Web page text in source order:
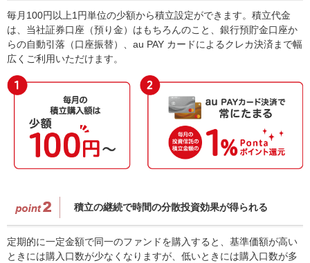
毎月100円以上1円単位の少額から積立設定ができます。積立代金
は、当社証券口座（預り金）はもちろんのこと、銀行預貯金口座か
らの自動引落（口座振替）、au PAY カードによるクレカ決済まで幅
広くご利用いただけます。
積立の継続で時間の分散投資効果が得られる
定期的に一定金額で同一のファンドを購入すると、基準価額が高い
ときには購入口数が少なくなりますが、低いときには購入口数が多